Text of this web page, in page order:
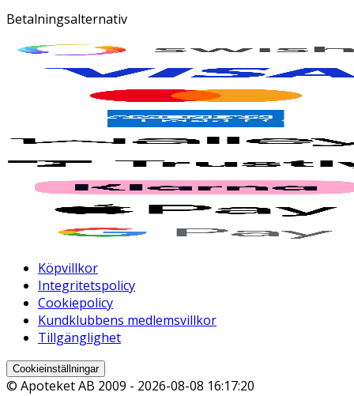
Betalningsalternativ
Köpvillkor
Integritetspolicy
Cookiepolicy
Kundklubbens medlemsvillkor
Tillgänglighet
Cookieinställningar
© Apoteket AB 2009 - 2026-08-08 16:17:20